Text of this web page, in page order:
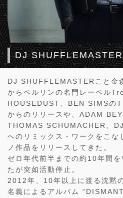
DJ SHUFFLEMASTER
DJ SHUFFLEMASTERこと金
からベルリンの名門レーベル
HOUSEDUST、BEN SIMSの
からのリリースや、ADAM
THOMAS SCHUMACHER、
へのリミックス・ワークをこな
ノ作品をリリースしてきた。
ゼロ年代前半までの約10年間
たが突如活動停止。
2012年、10年以上に渡る沈黙
名義によるアルバム